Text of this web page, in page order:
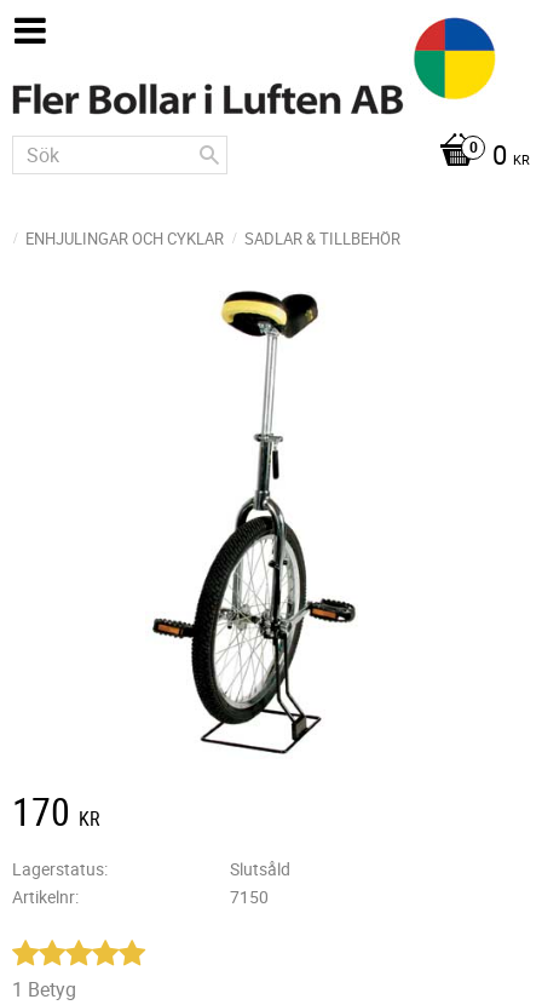
0 KR
ENHJULINGAR OCH CYKLAR SADLAR & TILLBEHÖR
170 KR
Lagerstatus
Slutsåld
Artikelnr
7150
1 Betyg